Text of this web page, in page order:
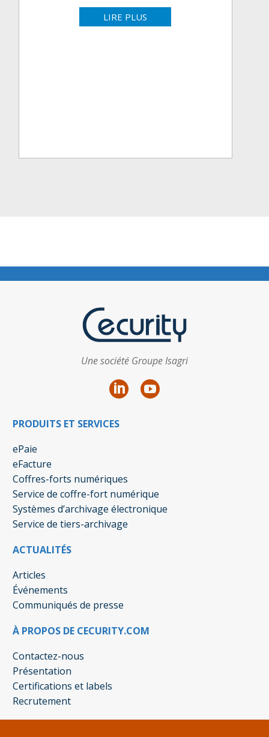
LIRE PLUS
Une société Groupe Isagri
PRODUITS ET SERVICES
ePaie
eFacture
Coffres-forts numériques
Service de coffre-fort numérique
Systèmes d’archivage électronique
Service de tiers-archivage
ACTUALITÉS
Articles
Événements
Communiqués de presse
À PROPOS DE CECURITY.COM
Contactez-nous
Présentation
Certifications et labels
Recrutement